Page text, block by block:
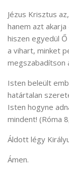
Jézus Krisztus
hanem azt
hiszen egyedül
a vihart, minket
megszabadítson
Isten beleült
határtalan
Isten hogyne
mindent! (Róma
Áldott légy
Ámen.